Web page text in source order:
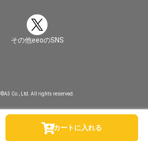
カートに入れる
その他eeoのSNS
©A3 Co., Ltd. All rights reserved.